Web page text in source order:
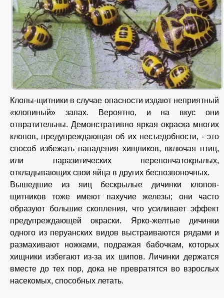
Клопы-щитники в случае опасности издают неприятный
«клопиный» запах. Вероятно, и на вкус они
отвратительны. Демонстративно яркая окраска многих
клопов, предупреждающая об их несъедобности, - это
способ избежать нападения хищников, включая птиц,
или паразитических перепончатокрылых,
откладывающих свои яйца в других беспозвоночных.
Вышедшие из яиц бескрылые дичинки клопов-
щитников тоже имеют пахучие железы; они часто
образуют большие скопления, что усиливает эффект
предупреждающей окраски. Ярко-желтые дичинки
одного из перуанских видов выстраиваются рядами и
размахивают ножками, подражая бабочкам, которых
хищники избегают из-за их шипов. Личинки держатся
вместе до тех пор, дока не превратятся во взрослых
насекомых, способных летать.